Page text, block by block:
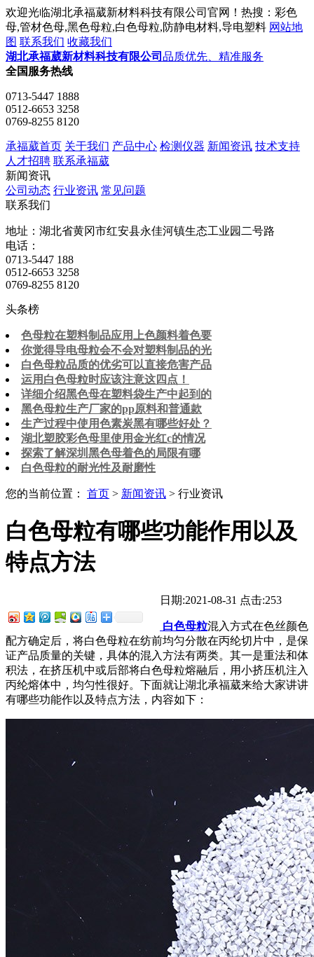
欢迎光临湖北承福葳新材料科技有限公司官网！热搜：彩色
母,管材色母,黑色母粒,白色母粒,防静电材料,导电塑料 网站地
图 联系我们 收藏我们
湖北承福葳新材料科技有限公司 品质优先、精准服务
全国服务热线
0713-5447 1888
0512-6653 3258
0769-8255 8120
承福葳首页 关于我们 产品中心 检测仪器 新闻资讯 技术支持
人才招聘 联系承福葳
新闻资讯
公司动态 行业资讯 常见问题
联系我们
地址：湖北省黄冈市红安县永佳河镇生态工业园二号路
电话：
0713-5447 188
0512-6653 3258
0769-8255 8120
头条榜
色母粒在塑料制品应用上色颜料着色要
你觉得导电母粒会不会对塑料制品的光
白色母粒品质的优劣可以直接危害产品
运用白色母粒时应该注意这四点！
详细介绍黑色母在塑料袋生产中起到的
黑色母粒生产厂家的pp原料和普通款
生产过程中使用色素炭黑有哪些好处？
湖北塑胶彩色母里使用金光红c的情况
探索了解深圳黑色母着色的局限有哪
白色母粒的耐光性及耐磨性
您的当前位置： 首页 > 新闻资讯 > 行业资讯
白色母粒有哪些功能作用以及
特点方法
日期:2021-08-31 点击:253
白色母粒混入方式在色丝颜色
配方确定后，将白色母粒在纺前均匀分散在丙纶切片中，是保
证产品质量的关键，具体的混入方法有两类。其一是重法和体
积法，在挤压机中或后部将白色母粒熔融后，用小挤压机注入
丙纶熔体中，均匀性很好。下面就让湖北承福葳来给大家讲讲
有哪些功能作以及特点方法，内容如下：